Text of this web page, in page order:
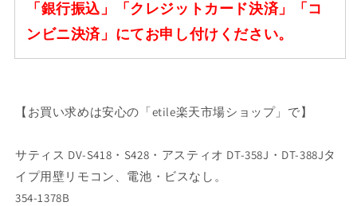
「銀行振込」「クレジットカード決済」「コ
ンビニ決済」にてお申し付けください。
【お買い求めは安心の「etile楽天市場ショップ」で】
サティス DV-S418・S428・アスティオ DT-358J・DT-388Jタ
イプ用壁リモコン、電池・ビスなし。
354-1378B